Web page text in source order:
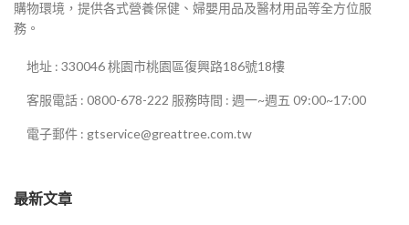
購物環境，提供各式營養保健、婦嬰用品及醫材用品等全方位服
務。
地址 : 330046 桃園市桃園區復興路186號18樓
客服電話 : 0800-678-222 服務時間 : 週一~週五 09:00~17:00
電子郵件 : gtservice@greattree.com.tw
最新文章